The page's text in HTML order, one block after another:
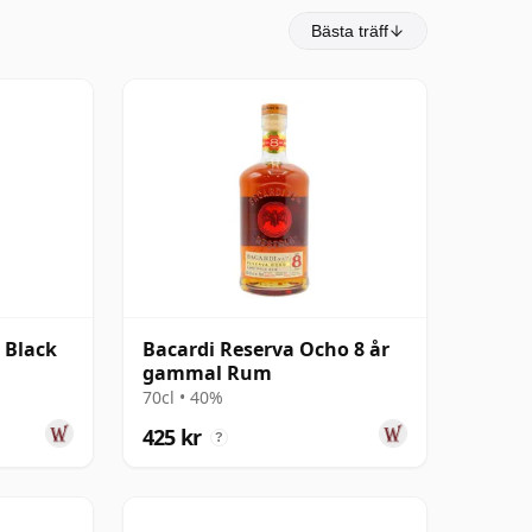
Bästa träff
Black
Bacardi Reserva Ocho 8 år
gammal Rum
70cl • 40%
425 kr ?